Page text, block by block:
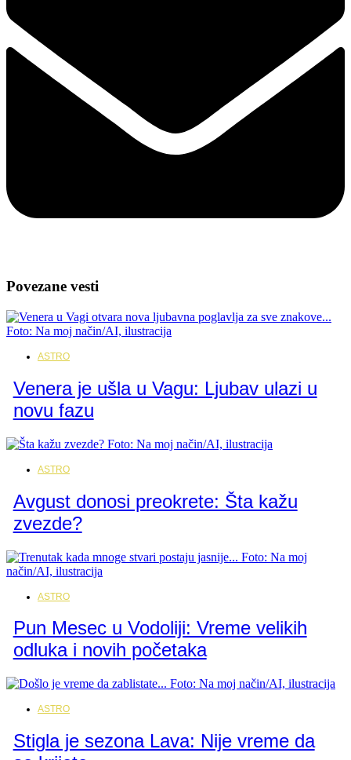
Povezane vesti
ASTRO
Venera je ušla u Vagu: Ljubav ulazi u
novu fazu
ASTRO
Avgust donosi preokrete: Šta kažu
zvezde?
ASTRO
Pun Mesec u Vodoliji: Vreme velikih
odluka i novih početaka
ASTRO
Stigla je sezona Lava: Nije vreme da